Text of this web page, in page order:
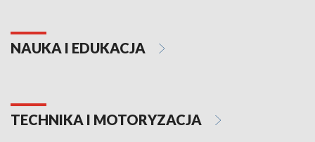
NAUKA I EDUKACJA
TECHNIKA I MOTORYZACJA